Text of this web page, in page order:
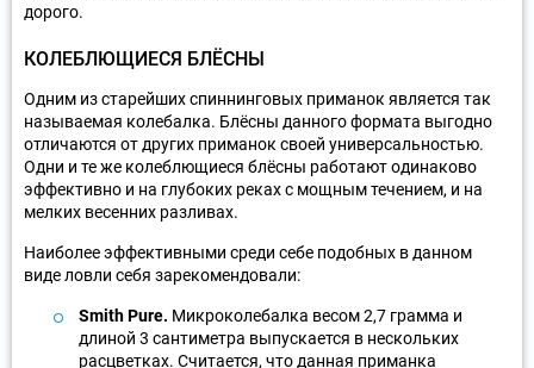
дорого.
КОЛЕБЛЮЩИЕСЯ БЛЁСНЫ
Одним из старейших спиннинговых приманок является так
называемая колебалка. Блёсны данного формата выгодно
отличаются от других приманок своей универсальностью.
Одни и те же колеблющиеся блёсны работают одинаково
эффективно и на глубоких реках с мощным течением, и на
мелких весенних разливах.
Наиболее эффективными среди себе подобных в данном
виде ловли себя зарекомендовали:
Smith Pure. Микроколебалка весом 2,7 грамма и
длиной 3 сантиметра выпускается в нескольких
расцветках. Считается, что данная приманка